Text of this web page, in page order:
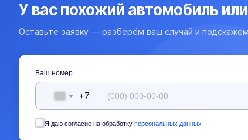
У вас похожий автомобиль
Оставьте заявку — разберём ваш случай и
Ваш номер
+7
Я даю согласие на обработку персональных данных